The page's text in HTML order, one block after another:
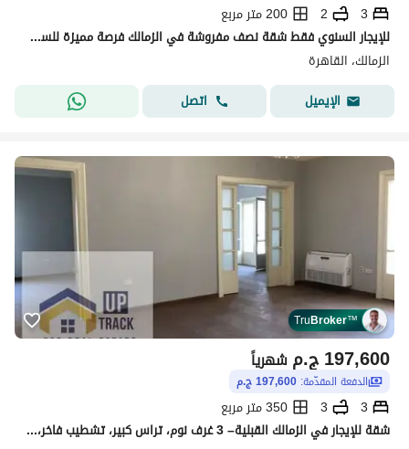
3
2
200 متر مربع
للإيجار السنوي فقط شقة نصف مفروشة في الزمالك فرصة مميزة للسكن في أحد أرقى أحياء القاهرة، شقة واسعة بتصميم عملي وموقع متميز في قلب الزمالك.
الزمالك، القاهرة
الإيميل
اتصل
TruBroker™
ج.م197,600 شهرياً
الدفعة المقدّمة: 197,600 ج.م
3
3
350 متر مربع
شقة للإيجار في الزمالك القبلية– 3 غرف نوم، تراس كبير، تشطيب فاخر، غير مفروشة